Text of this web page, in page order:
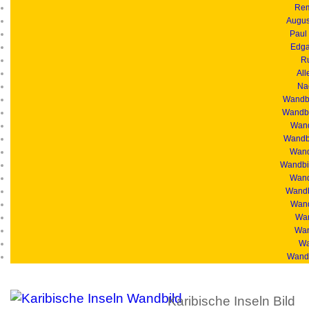
Karibische Inseln Bild